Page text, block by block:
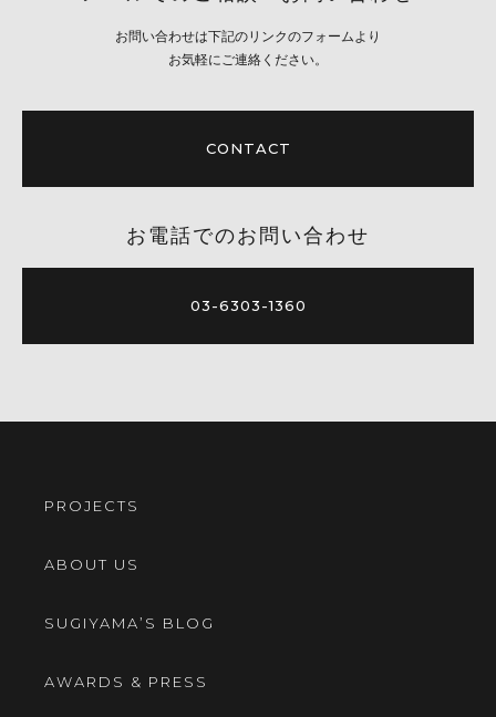
お問い合わせは下記のリンクのフォームより
お気軽にご連絡ください。
CONTACT
お電話でのお問い合わせ
03-6303-1360
PROJECTS
ABOUT US
SUGIYAMA’S BLOG
AWARDS & PRESS